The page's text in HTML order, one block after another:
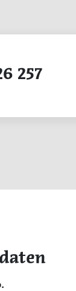
257